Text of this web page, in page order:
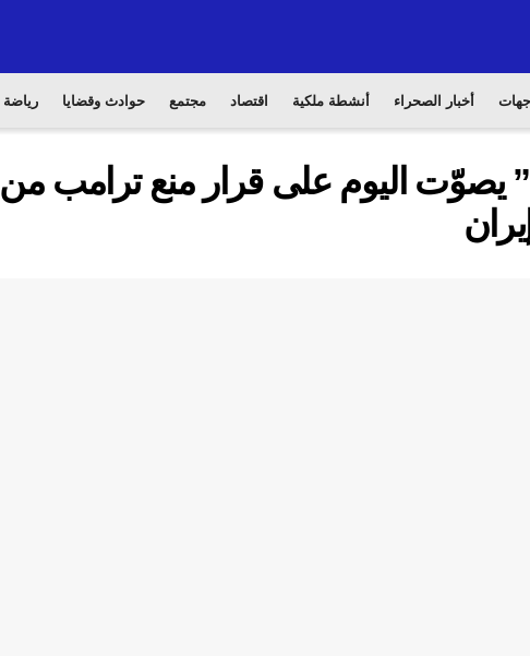
جهات أخبار الصحراء أنشطة ملكية اقتصاد مجتمع حوادث وقضايا رياضة
يصوّت اليوم على قرار منع ترامب من